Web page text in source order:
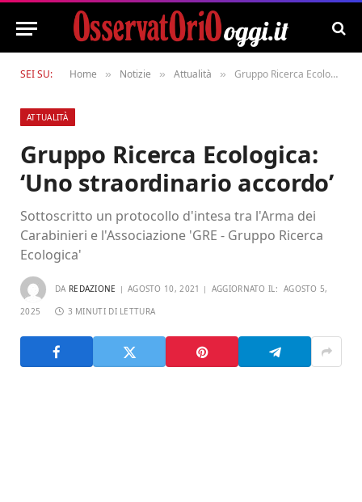
SEI SU: Home » Notizie » Attualità » Gruppo Ricerca Ecologica: ‘Uno straordinario accordo’
ATTUALITÀ
Gruppo Ricerca Ecologica:
‘Uno straordinario accordo’
Sottoscritto un protocollo d'intesa tra l'Arma dei
Carabinieri e l'Associazione 'GRE - Gruppo Ricerca
Ecologica'
DA REDAZIONE AGOSTO 10, 2021 AGGIORNATO IL: AGOSTO 5,
2025 3 MINUTI DI LETTURA